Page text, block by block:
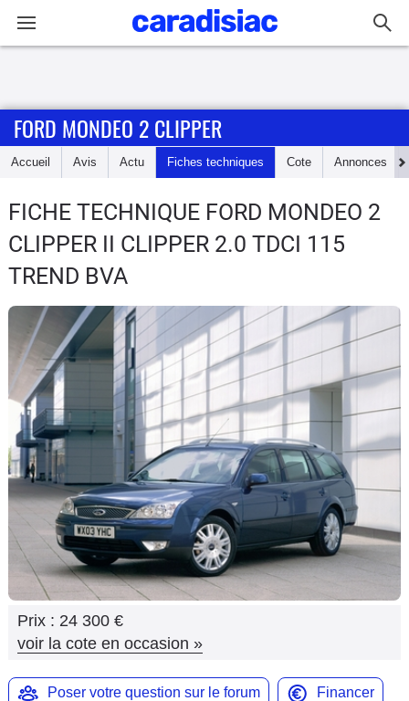
Accueil
Essais
Guide
d'achat
Electriques
Utilitaires
Flottes
Auto
Services
Forum
Moto
Marques
FORD MONDEO 2 CLIPPER
Accueil Avis Actu Fiches techniques Cote Annonces
FICHE TECHNIQUE FORD MONDEO 2
CLIPPER II CLIPPER 2.0 TDCI 115
TREND BVA
Prix : 24 300 €
voir la cote en occasion »
Poser votre question sur le forum Financer